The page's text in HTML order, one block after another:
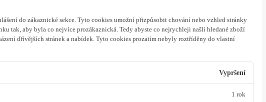
do zákaznické sekce. Tyto cookies umožní přizpůsobit chování nebo vzhled stránky
tak, aby byla co nejvíce prozákaznická. Tedy abyste co nejrychleji našli hledané zboží
dřívějších stránek a nabídek. Tyto cookies prozatím nebyly roztříděny do vlastní
Vypršení
1 rok